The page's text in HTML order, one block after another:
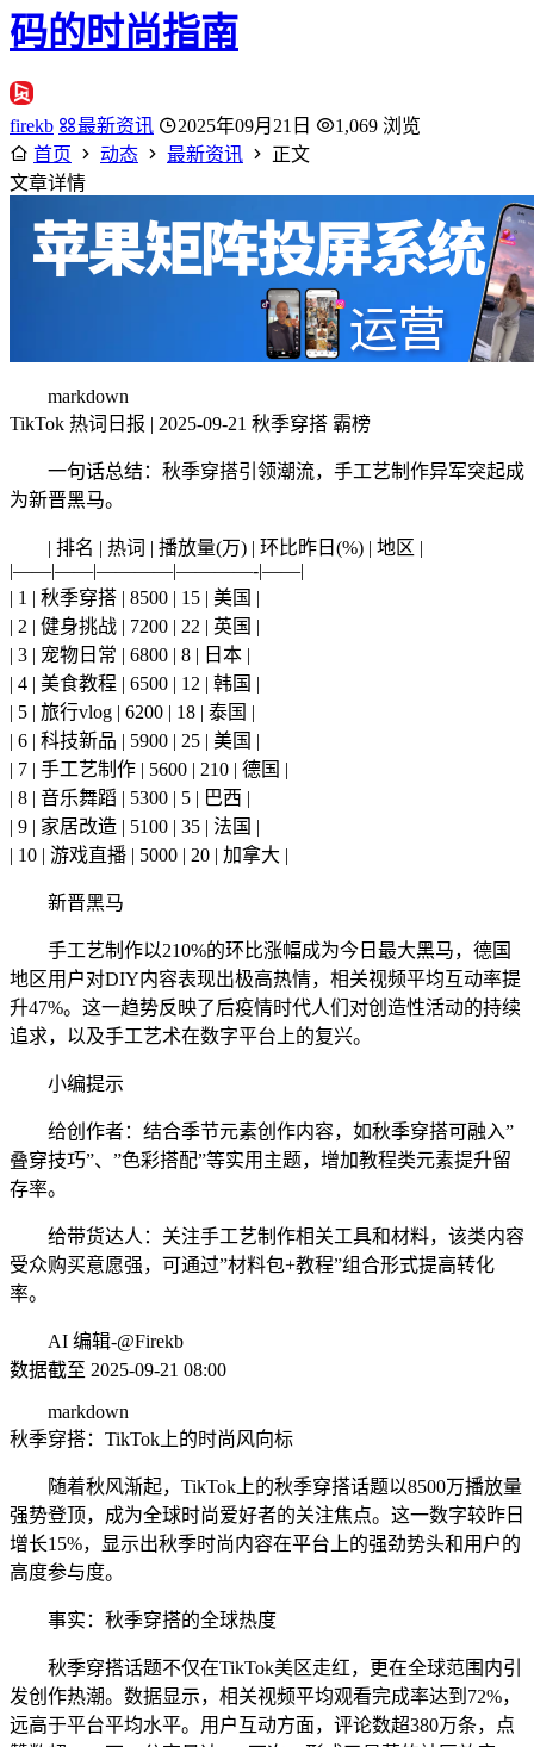
码的时尚指南
firekb 最新资讯 2025年09月21日
1,069 浏览
首页
动态 最新资讯
正文
文章详情
markdown
TikTok 热词日报 | 2025-09-21 秋季穿搭 霸榜
一句话总结：秋季穿搭引领潮流，手工艺制作异军突起成
为新晋黑马。
| 排名 | 热词 | 播放量(万) | 环比昨日(%) | 地区 |
|——|——|————|————-|——|
| 1 | 秋季穿搭 | 8500 | 15 | 美国 |
| 2 | 健身挑战 | 7200 | 22 | 英国 |
| 3 | 宠物日常 | 6800 | 8 | 日本 |
| 4 | 美食教程 | 6500 | 12 | 韩国 |
| 5 | 旅行vlog | 6200 | 18 | 泰国 |
| 6 | 科技新品 | 5900 | 25 | 美国 |
| 7 | 手工艺制作 | 5600 | 210 | 德国 |
| 8 | 音乐舞蹈 | 5300 | 5 | 巴西 |
| 9 | 家居改造 | 5100 | 35 | 法国 |
| 10 | 游戏直播 | 5000 | 20 | 加拿大 |
新晋黑马
手工艺制作以210%的环比涨幅成为今日最大黑马，德国
地区用户对DIY内容表现出极高热情，相关视频平均互动率提
升47%。这一趋势反映了后疫情时代人们对创造性活动的持续
追求，以及手工艺术在数字平台上的复兴。
小编提示
给创作者：结合季节元素创作内容，如秋季穿搭可融入”
叠穿技巧”、”色彩搭配”等实用主题，增加教程类元素提升留
存率。
给带货达人：关注手工艺制作相关工具和材料，该类内容
受众购买意愿强，可通过”材料包+教程”组合形式提高转化
率。
AI 编辑-@Firekb
数据截至 2025-09-21 08:00
markdown
秋季穿搭：TikTok上的时尚风向标
随着秋风渐起，TikTok上的秋季穿搭话题以8500万播放量
强势登顶，成为全球时尚爱好者的关注焦点。这一数字较昨日
增长15%，显示出秋季时尚内容在平台上的强劲势头和用户的
高度参与度。
事实：秋季穿搭的全球热度
秋季穿搭话题不仅在TikTok美区走红，更在全球范围内引
发创作热潮。数据显示，相关视频平均观看完成率达到72%，
远高于平台平均水平。用户互动方面，评论数超380万条，点